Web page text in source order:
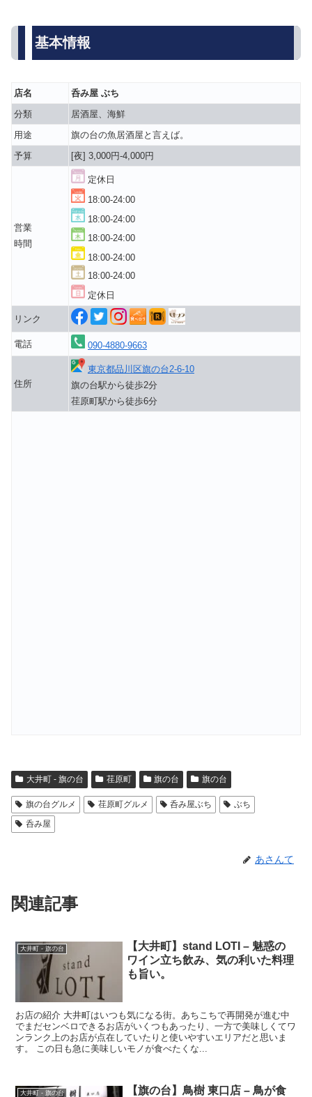
基本情報
店名
呑み屋 ぶち
分類
居酒屋、海鮮
用途
旗の台の魚居酒屋と言えば。
予算
[夜] 3,000円-4,000円
営業
時間
定休日
18:00-24:00
18:00-24:00
18:00-24:00
18:00-24:00
18:00-24:00
定休日
リンク
電話 090-4880-9663
住所
東京都品川区旗の台2-6-10
旗の台駅から徒歩2分
荏原町駅から徒歩6分
大井町 - 旗の台 荏原町 旗の台 旗の台
旗の台グルメ 荏原町グルメ 呑み屋ぶち
ぶち
呑み屋
あさんて
関連記事
大井町 - 旗の台
【大井町】stand LOTI – 魅惑の
ワイン立ち飲み、気の利いた料理
も旨い。
お店の紹介 大井町はいつも気になる街。あちこちで再開発が進む中
でまだセンベロできるお店がいくつもあったり、一方で美味しくてワ
ンランク上のお店が点在していたりと使いやすいエリアだと思いま
す。 この日も急に美味しいモノが食べたくな...
大井町 - 旗の台
【旗の台】鳥樹 東口店 – 鳥が食